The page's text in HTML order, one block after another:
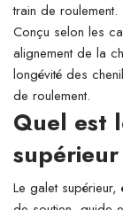
train de roulement.
Conçu selon les
alignement de la
longévité des
de roulement.
Quel est
Le galet